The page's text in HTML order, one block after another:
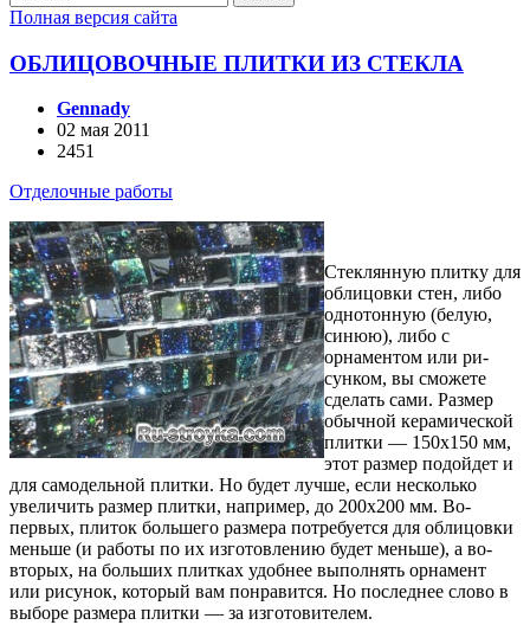
Полная версия сайта
ОБЛИЦОВОЧНЫЕ ПЛИТКИ ИЗ СТЕКЛА
Gennady
02 мая 2011
2451
Отделочные работы
Стеклянную плитку для
облицовки стен, либо
од­нотонную (белую,
синюю), либо с
орнаментом или ри­
сунком, вы сможете
сделать сами. Размер
обычной ке­рамической
плитки — 150x150 мм,
этот размер подой­дет и
для самодельной плитки. Но будет лучше, если несколько
увеличить размер плитки, например, до 200x200 мм. Во-
первых, плиток большего размера по­требуется для облицовки
меньше (и работы по их изготовлению будет меньше), а во-
вторых, на больших плитках удобнее выполнять орнамент
или рисунок, ко­торый вам понравится. Но последнее слово в
выборе размера плитки — за изготовителем.